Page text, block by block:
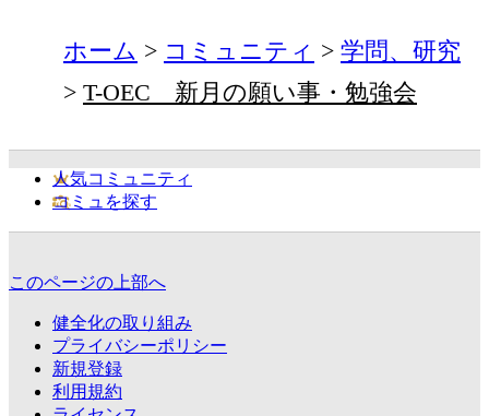
ホーム コミュニティ
学問、研究
T-OEC 新月の願い事・勉強会
人気コミュニティ
コミュを探す
このページの上部へ
健全化の取り組み
プライバシーポリシー
新規登録
利用規約